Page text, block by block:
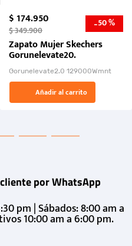
$174.950
$349.900 -50 %
Zapato Mujer Skechers
Gorunelevate20.
Gorunelevate2.0 129000Wmnt
Añadir al carrito
por WhatsApp
pm | Sábados: 8:00 am a
10:00 am a 6:00 pm.